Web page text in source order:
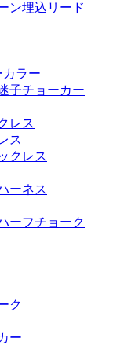
ン埋込リード
カラー
子チョーカー
レス
ス
クレス
ーネス
ーフチョーク
ク
ー